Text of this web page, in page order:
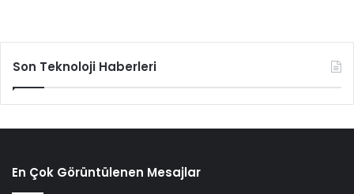
Son Teknoloji Haberleri
En Çok Görüntülenen Mesajlar